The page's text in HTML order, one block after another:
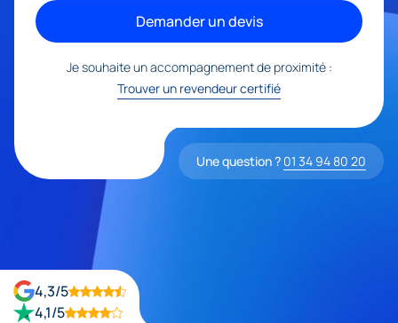
Demander un devis
Je souhaite un accompagnement de proximité :
Trouver un revendeur certifié
Une question ? 01 34 94 80 20
4,3/5
4,1/5
* Champs obligatoires
EBP utilise vos données personnelles
commerciale et d’analyses statistiques.
Plus d’informations sur notrepolitique